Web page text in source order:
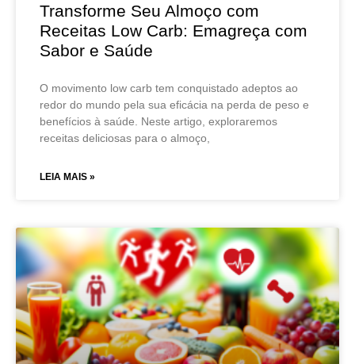
Transforme Seu Almoço com
Receitas Low Carb: Emagreça com
Sabor e Saúde
O movimento low carb tem conquistado adeptos ao
redor do mundo pela sua eficácia na perda de peso e
benefícios à saúde. Neste artigo, exploraremos
receitas deliciosas para o almoço,
LEIA MAIS »